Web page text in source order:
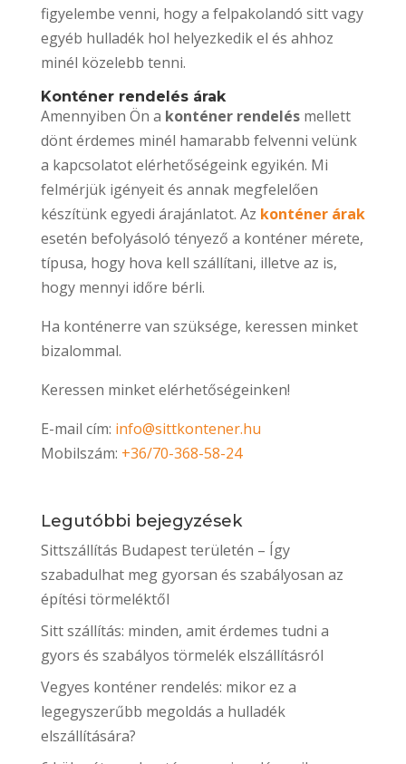
figyelembe venni, hogy a felpakolandó sitt vagy
egyéb hulladék hol helyezkedik el és ahhoz
minél közelebb tenni.
Konténer rendelés árak
Amennyiben Ön a konténer rendelésmellett
dönt érdemes minél hamarabb felvenni velünk
a kapcsolatot elérhetőségeink egyikén. Mi
felmérjük igényeit és annak megfelelően
készítünk egyedi árajánlatot. Az konténer árak
esetén befolyásoló tényező a konténer mérete,
típusa, hogy hova kell szállítani, illetve az is,
hogy mennyi időre bérli.
Ha konténerre van szüksége, keressen minket
bizalommal.
Keressen minket elérhetőségeinken!
E-mail cím: info@sittkontener.hu
Mobilszám: +36/70-368-58-24
Legutóbbi bejegyzések
Sittszállítás Budapest területén – Így
szabadulhat meg gyorsan és szabályosan az
építési törmeléktől
Sitt szállítás: minden, amit érdemes tudni a
gyors és szabályos törmelék elszállításról
Vegyes konténer rendelés: mikor ez a
legegyszerűbb megoldás a hulladék
elszállítására?